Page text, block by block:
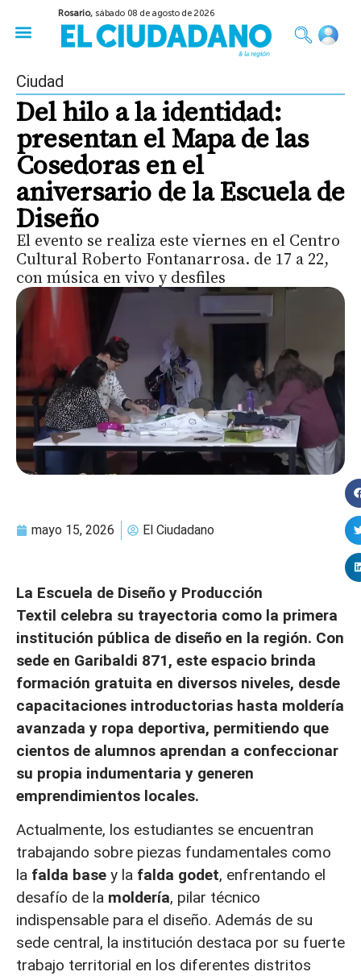
Rosario, sábado 08 de agosto de 2026
Ciudad
Del hilo a la identidad:
presentan el Mapa de las
Cosedoras en el
aniversario de la Escuela de
Diseño
El evento se realiza este viernes en el Centro
Cultural Roberto Fontanarrosa. de 17 a 22,
con música en vivo y desfiles
mayo 15, 2026 El Ciudadano
La Escuela de Diseño y Producción
Textil celebra su trayectoria como la primera
institución pública de diseño en la región. Con
sede en Garibaldi 871, este espacio brinda
formación gratuita en diversos niveles, desde
capacitaciones introductorias hasta moldería
avanzada y ropa deportiva, permitiendo que
cientos de alumnos aprendan a confeccionar
su propia indumentaria y generen
emprendimientos locales.
Actualmente, los estudiantes se encuentran
trabajando sobre piezas fundamentales como
la falda base y la falda godet, enfrentando el
desafío de la moldería, pilar técnico
indispensable para el diseño. Además de su
sede central, la institución destaca por su fuerte
trabajo territorial en los diferentes distritos